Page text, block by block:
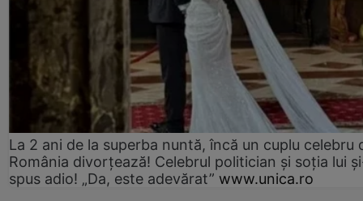
La 2 ani de la superba nuntă, încă un cuplu celebru
România divorțează! Celebrul politician și soția lui
spus adio! „Da, este adevărat” www.unica.ro